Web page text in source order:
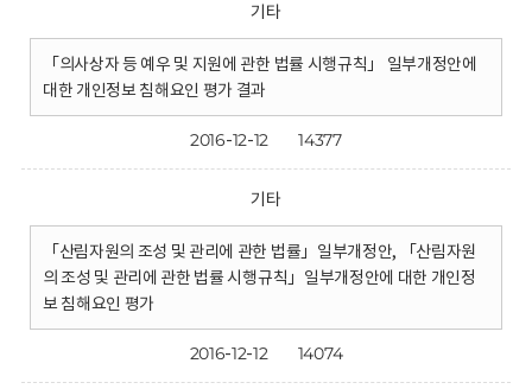
기타
「의사상자 등 예우 및 지원에 관한 법률 시행규칙」 일부개정안에
대한 개인정보 침해요인 평가 결과
2016-12-12 14377
기타
「산림자원의 조성 및 관리에 관한 법률」일부개정안, 「산림자원
의 조성 및 관리에 관한 법률 시행규칙」일부개정안에 대한 개인정
보 침해요인 평가
2016-12-12 14074